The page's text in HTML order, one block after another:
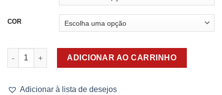
COR
Calcinha Cotton Algodão Bruna quantidade
ADICIONAR AO CARRINHO
Adicionar à lista de desejos